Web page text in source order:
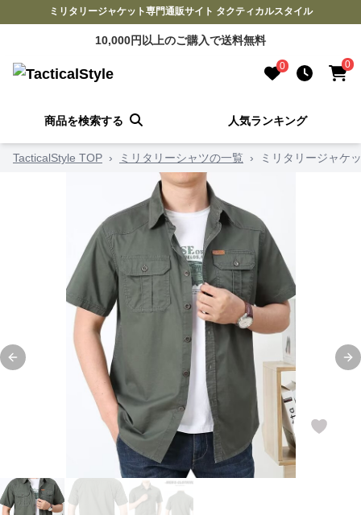
ミリタリージャケット専門通販サイト タクティカルスタイル
10,000円以上のご購入で送料無料
0 0
商品を検索する 人気ランキング
TacticalStyle TOP › ミリタリーシャツの一覧 › ミリタリージャケ
Previous slide